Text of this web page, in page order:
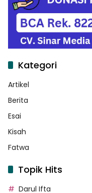
Kategori
Artikel
Berita
Esai
Kisah
Fatwa
Topik Hits
Darul Ifta